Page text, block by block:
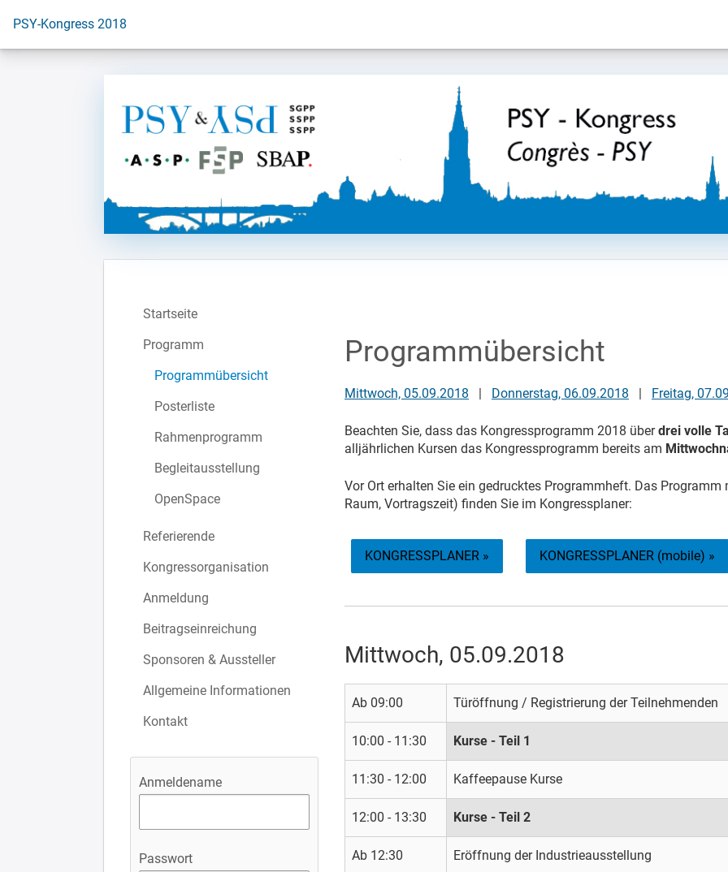
Zur Startseite
PSY-Kongress 2018
Startseite
Programm
Programmübersicht
Posterliste
Rahmenprogramm
Begleitausstellung
OpenSpace
Referierende
Kongressorganisation
Anmeldung
Beitragseinreichung
Sponsoren & Aussteller
Allgemeine Informationen
Kontakt
Anmeldename
Passwort
Programmübersicht
Mittwoch, 05.09.2018 Donnerstag, 06.09.2018 Freitag,
Beachten Sie, dass das Kongressprogramm 2018 überdrei volle
alljährlichen Kursen das Kongressprogramm bereits am
Vor Ort erhalten Sie ein gedrucktes Programmheft. Das
Raum, Vortragszeit) finden Sie im Kongressplaner:
KONGRESSPLANER » KONGRESSPLANER (mobile) »
Mittwoch, 05.09.2018
Ab 09:00 Türöffnung / Registrierung der Teilnehmenden
10:00 - 11:30 Kurse - Teil 1
11:30 - 12:00 Kaffeepause Kurse
12:00 - 13:30 Kurse - Teil 2
Ab 12:30 Eröffnung der Industrieausstellung